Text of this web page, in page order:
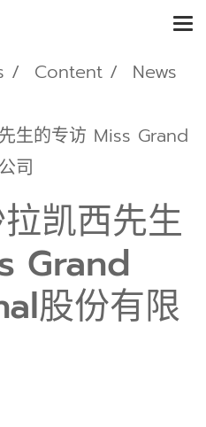
Content
News
生的专访 Miss Grand
司
凯西先生
Grand
股份有限